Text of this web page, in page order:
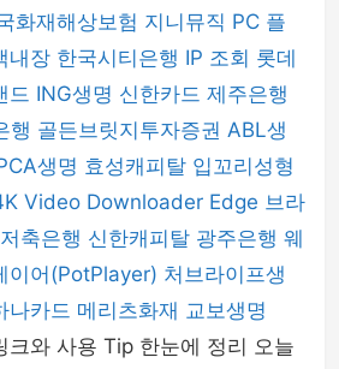
화재해상보험 지니뮤직 PC 플
내장 한국시티은행 IP 조회 롯데
드 ING생명 신한카드 제주은행
행 골든브릿지투자증권 ABL생
생명 효성캐피탈 입꼬리성형
Video Downloader Edge 브라
축은행 신한캐피탈 광주은행 웨
이어(PotPlayer) 처브라이프생
나카드 메리츠화재 교보생명
크와 사용 Tip 한눈에 정리 오늘